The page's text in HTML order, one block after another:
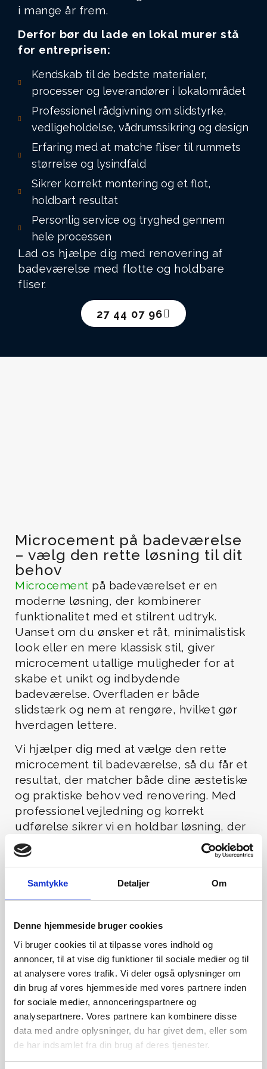
Samtykke Detaljer Om
Denne hjemmeside bruger cookies
Vi bruger cookies til at tilpasse vores indhold og
annoncer, til at vise dig funktioner til sociale medier og til
at analysere vores trafik. Vi deler også oplysninger om
din brug af vores hjemmeside med vores partnere inden
for sociale medier, annonceringspartnere og
analysepartnere. Vores partnere kan kombinere disse
data med andre oplysninger, du har givet dem, eller som
de har indsamlet fra din brug af deres tjenester.
i mange år frem.
Derfor bør du lade en lokal murer stå
for entreprisen:
Kendskab til de bedste materialer,
processer og leverandører i lokalområdet
Professionel rådgivning om slidstyrke,
vedligeholdelse, vådrumssikring og design
Erfaring med at matche fliser til rummets
størrelse og lysindfald
Sikrer korrekt montering og et flot,
holdbart resultat
Personlig service og tryghed gennem
hele processen
Lad os hjælpe dig med renovering af
badeværelse med flotte og holdbare
fliser.
27 44 07 96
Microcement på badeværelse
– vælg den rette løsning til dit
behov
Microcement på badeværelset er en
moderne løsning, der kombinerer
funktionalitet med et stilrent udtryk.
Uanset om du ønsker et råt, minimalistisk
look eller en mere klassisk stil, giver
microcement utallige muligheder for at
skabe et unikt og indbydende
badeværelse. Overfladen er både
slidstærk og nem at rengøre, hvilket gør
hverdagen lettere.
Vi hjælper dig med at vælge den rette
microcement til badeværelse, så du får et
resultat, der matcher både dine æstetiske
og praktiske behov ved renovering. Med
professionel vejledning og korrekt
udførelse sikrer vi en holdbar løsning, der
holder i mange år. Lad os rådgive dig, så
du får mest muligt ud af dit nye
27 44 07 96